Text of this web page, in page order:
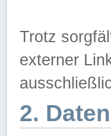
Trotz
externer
2.